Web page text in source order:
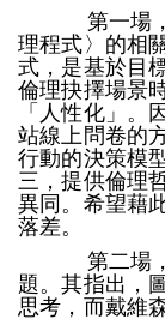
第一場，探
理程式〉的相
式，是基於目
倫理抉擇場景
「人性化」。
站線上問卷的
行動的決策模
三，提供倫理
異同。希望藉
落差。
第二場，發
題。其指出，
思考，而戴維